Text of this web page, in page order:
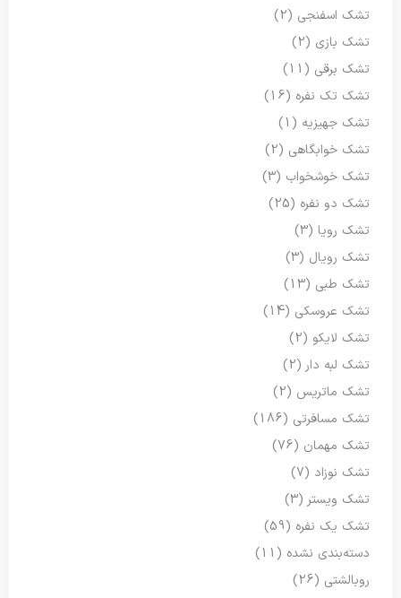
تشک اسفنجی (2)
تشک بازی (2)
تشک برقی (11)
تشک تک نفره (16)
تشک جهیزیه (1)
تشک خوابگاهی (2)
تشک خوشخواب (3)
تشک دو نفره (25)
تشک رویا (3)
تشک رویال (3)
تشک طبی (13)
تشک عروسکی (14)
تشک لایکو (2)
تشک لبه دار(2)
تشک ماتریس (2)
تشک مسافرتی (186)
تشک مهمان (76)
تشک نوزاد (7)
تشک ویستر(3)
تشک یک نفره (59)
دسته‌بندی نشده (11)
روبالشتی (26)